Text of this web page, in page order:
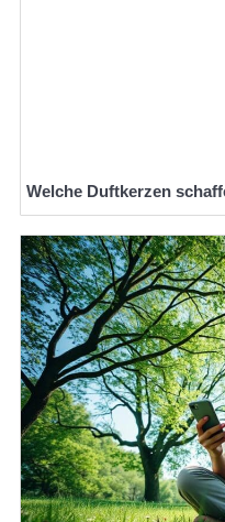
Welche Duftkerzen